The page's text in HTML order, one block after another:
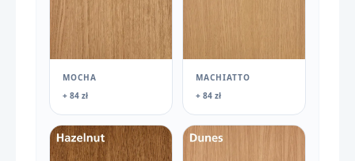
MOCHA
+ 84 zł
MACHIATTO
+ 84 zł